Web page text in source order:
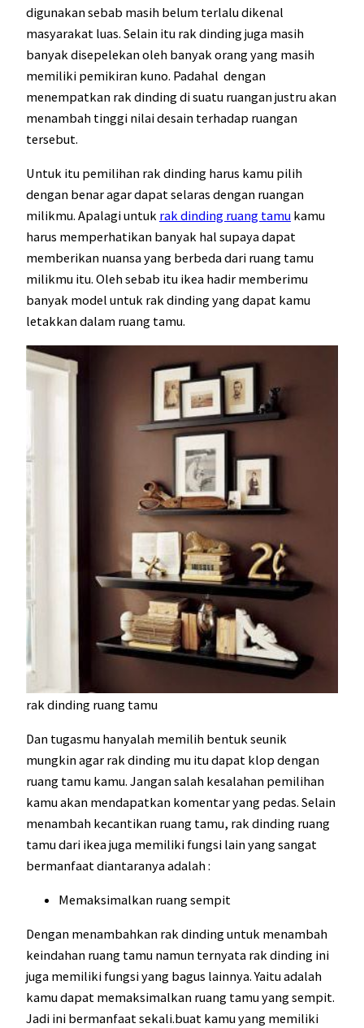
digunakan sebab masih belum terlalu dikenal
masyarakat luas. Selain itu rak dinding juga masih
banyak disepelekan oleh banyak orang yang masih
memiliki pemikiran kuno. Padahal dengan
menempatkan rak dinding di suatu ruangan justru akan
menambah tinggi nilai desain terhadap ruangan
tersebut.
Untuk itu pemilihan rak dinding harus kamu pilih
dengan benar agar dapat selaras dengan ruangan
milikmu. Apalagi untuk rak dinding ruang tamu kamu
harus memperhatikan banyak hal supaya dapat
memberikan nuansa yang berbeda dari ruang tamu
milikmu itu. Oleh sebab itu ikea hadir memberimu
banyak model untuk rak dinding yang dapat kamu
letakkan dalam ruang tamu.
rak dinding ruang tamu
Dan tugasmu hanyalah memilih bentuk seunik
mungkin agar rak dinding mu itu dapat klop dengan
ruang tamu kamu. Jangan salah kesalahan pemilihan
kamu akan mendapatkan komentar yang pedas. Selain
menambah kecantikan ruang tamu, rak dinding ruang
tamu dari ikea juga memiliki fungsi lain yang sangat
bermanfaat diantaranya adalah :
Memaksimalkan ruang sempit
Dengan menambahkan rak dinding untuk menambah
keindahan ruang tamu namun ternyata rak dinding ini
juga memiliki fungsi yang bagus lainnya. Yaitu adalah
kamu dapat memaksimalkan ruang tamu yang sempit.
Jadi ini bermanfaat sekali.buat kamu yang memiliki